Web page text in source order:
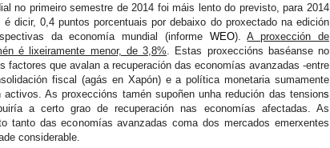
no primeiro semestre de 2014 foi máis lento do previsto, para 2014
é dicir, 0,4 puntos porcentuais por debaixo do proxectado na edición
da economía mundial (informe WEO).A proxección de
é lixeiramente menor, de 3,8% . Estas proxeccións baséanse no
factores que avalan a recuperación das economías avanzadas -entre
fiscal (agás en Xapón) e a política monetaria sumamente
activos. As proxeccións tamén supoñen unha redución das tensions
a certo grao de recuperación nas economías afectadas. As
tanto das economías avanzadas coma dos mercados emerxentes
considerable.